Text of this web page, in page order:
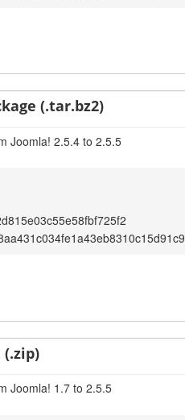
(.tar.bz2)
Joomla! 2.5.4 to 2.5.5
(.zip)
Joomla! 1.7 to 2.5.5